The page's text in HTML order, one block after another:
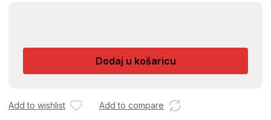
234
količina
Dodaj u košaricu
Add to wishlist Add to compare